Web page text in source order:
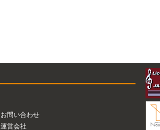
お問い合わせ
運営会社